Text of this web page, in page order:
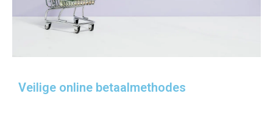
Veilige online betaalmethodes